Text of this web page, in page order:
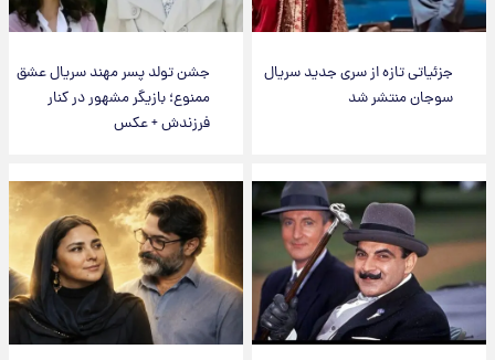
جزئیاتی تازه از سری جدید سریال
سوجان منتشر شد
جشن تولد پسر مهند سریال عشق
ممنوع؛ بازیگر مشهور در کنار
فرزندش + عکس